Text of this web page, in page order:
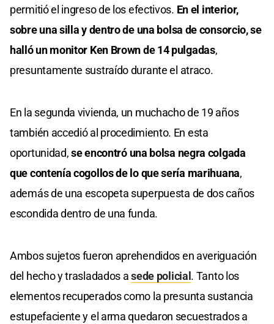
permitió el ingreso de los efectivos. En el interior,
sobre una silla y dentro de una bolsa de consorcio,se
halló un monitor Ken Brown de 14 pulgadas,
presuntamente sustraído durante el atraco.
En la segunda vivienda, un muchacho de 19 años
también accedió al procedimiento. En esta
oportunidad,se encontró una bolsa negra colgada
que contenía cogollos de lo que sería marihuana,
además de una escopeta superpuesta de dos caños
escondida dentro de una funda.
Ambos sujetos fueron aprehendidos en averiguación
del hecho y trasladados asede policial . Tanto los
elementos recuperados como la presunta sustancia
estupefaciente y el arma quedaron secuestrados a